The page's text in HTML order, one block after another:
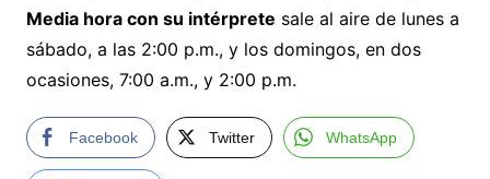
Media hora con su intérprete sale al aire de lunes a
sábado, a las 2:00 p.m., y los domingos, en dos
ocasiones, 7:00 a.m., y 2:00 p.m.
Facebook Twitter WhatsApp